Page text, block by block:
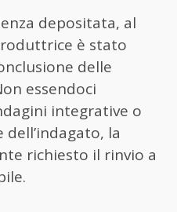
depositata, al
è stato
delle
essendoci
integrative o
la
richiesto il rinvio a